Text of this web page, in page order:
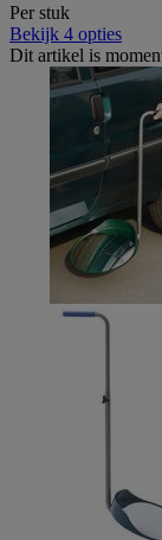
Per stuk
Bekijk 4 opties
Dit artikel is